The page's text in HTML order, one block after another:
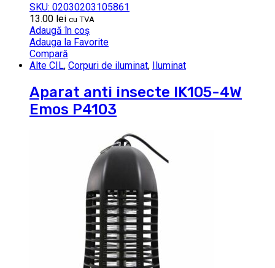
SKU: 02030203105861
13.00 lei cu TVA
Adaugă în coș
Adauga la Favorite
Compară
Alte CIL, Corpuri de iluminat, Iluminat
Aparat anti insecte IK105-4W
Emos P4103